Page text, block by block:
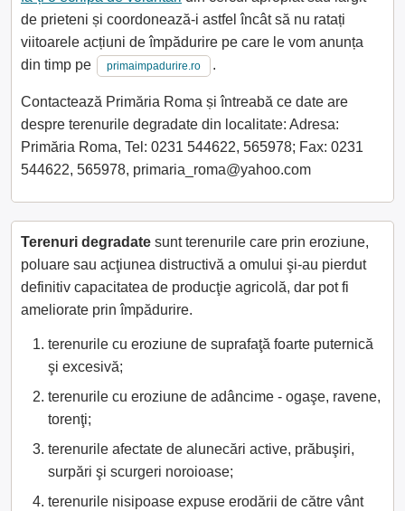
de prieteni și coordonează-i astfel încât să nu ratați
viitoarele acțiuni de împădurire pe care le vom anunța
din timp pe
primaimpadurire.ro .
Contactează Primăria Roma și întreabă ce date are
despre terenurile degradate din localitate: Adresa:
Primăria Roma, Tel: 0231 544622, 565978; Fax: 0231
544622, 565978, primaria_roma@yahoo.com
Terenuri degradate sunt terenurile care prin eroziune,
poluare sau acţiunea distructivă a omului şi-au pierdut
definitiv capacitatea de producţie agricolă, dar pot fi
ameliorate prin împădurire.
terenurile cu eroziune de suprafaţă foarte puternică
şi excesivă;
terenurile cu eroziune de adâncime - ogaşe, ravene,
torenţi;
terenurile afectate de alunecări active, prăbuşiri,
surpări şi scurgeri noroioase;
terenurile nisipoase expuse erodării de către vânt